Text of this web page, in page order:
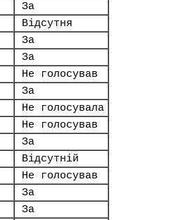
За
Відсутня
За
За
Не голосував
За
Не голосувала
Не голосував
За
Відсутній
Не голосував
За
За